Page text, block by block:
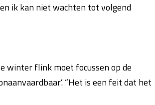
ik kan niet wachten tot volgend
winter flink moet focussen op de
“Het is een feit dat het